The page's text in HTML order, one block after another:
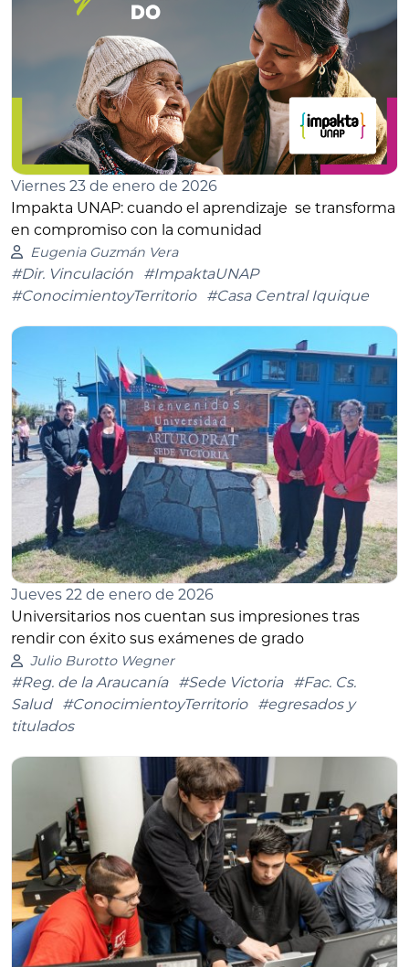
Viernes 23 de enero de 2026
Impakta UNAP: cuando el aprendizaje se transforma
en compromiso con la comunidad
Eugenia Guzmán Vera
#Dir. Vinculación
#ImpaktaUNAP
#ConocimientoyTerritorio
#Casa Central Iquique
Jueves 22 de enero de 2026
Universitarios nos cuentan sus impresiones tras
rendir con éxito sus exámenes de grado
Julio Burotto Wegner
#Reg. de la Araucanía #Sede Victoria
#Fac. Cs.
Salud
#ConocimientoyTerritorio
#egresados y
titulados